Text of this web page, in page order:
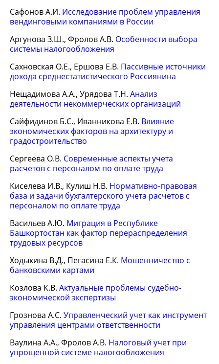
Сафонов А.И. Исследование проблем управления
вендинговыми компаниями в России
Аргунова З.Ш., Фролов А.В. Особенности выбора
системы налогообложения
Сахновская О.Е., Ершова Е.В. Пассивные источники
дохода среднестатистического Россиянина
Нещадимова А.А., Урядова Т.Н. Анализ
деятельности некоммерческих организаций
Сайфидинов Б.С., Иванникова Е.В. Влияние
экономических факторов на архитектуру и
градостроительство
Сергеева О.В. Современные аспекты учета
расчетов с персоналом по оплате труда
Киселева И.В., Кулиш Н.В. Нормативно-правовая
база и задачи бухгалтерского учета расчетов с
персоналом по оплате труда
Васильев А.Ю. Миграция в Республике
Башкортостан как фактор перераспределения
трудовых ресурсов
Ходыкина В.Д., Пегасина Е.К. Мошенничество с
банковскими картами
Козлова К.В. Актуальные проблемы судебно-
экономической экспертизы
Грознова А.С. Управленческий учет как инструмент
управления центрами ответственности
Ваулина А.А., Фролов А.В. Налоговый учет при
упрощенной системе налогообложения